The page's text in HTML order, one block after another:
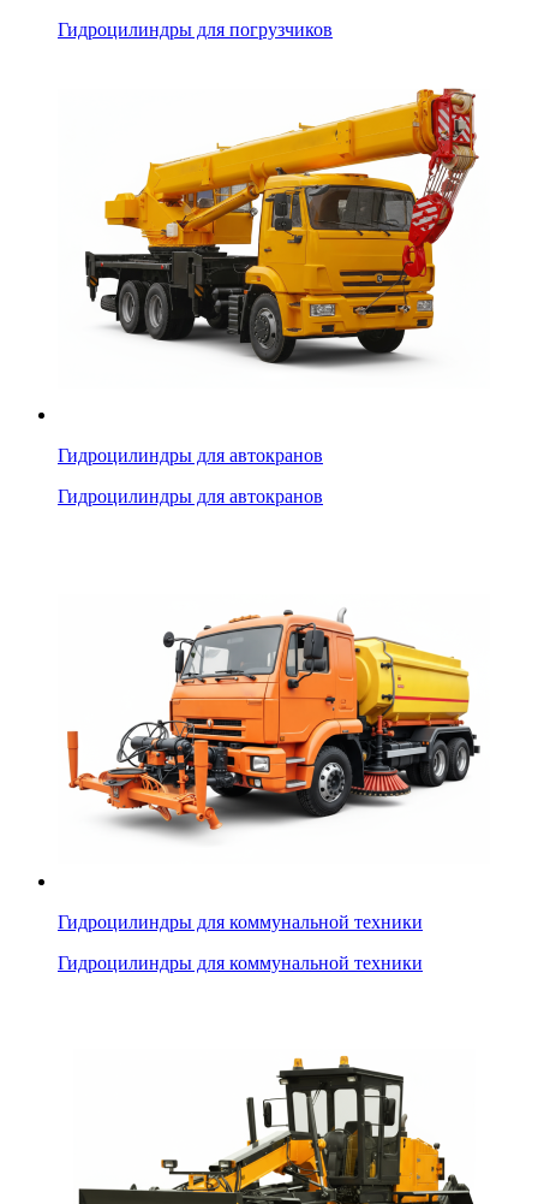
Гидроцилиндры для погрузчиков
Гидроцилиндры для автокранов
Гидроцилиндры для автокранов
Гидроцилиндры для коммунальной техники
Гидроцилиндры для коммунальной техники